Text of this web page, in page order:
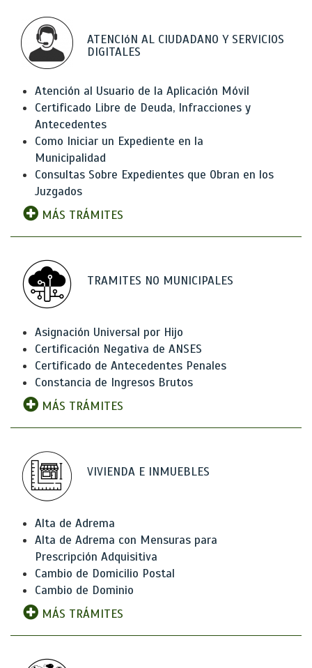
ATENCIóN AL CIUDADANO Y SERVICIOS
DIGITALES
Atención al Usuario de la Aplicación Móvil
Certificado Libre de Deuda, Infracciones y
Antecedentes
Como Iniciar un Expediente en la
Municipalidad
Consultas Sobre Expedientes que Obran en los
Juzgados
MÁS TRÁMITES
TRAMITES NO MUNICIPALES
Asignación Universal por Hijo
Certificación Negativa de ANSES
Certificado de Antecedentes Penales
Constancia de Ingresos Brutos
MÁS TRÁMITES
VIVIENDA E INMUEBLES
Alta de Adrema
Alta de Adrema con Mensuras para
Prescripción Adquisitiva
Cambio de Domicilio Postal
Cambio de Dominio
MÁS TRÁMITES